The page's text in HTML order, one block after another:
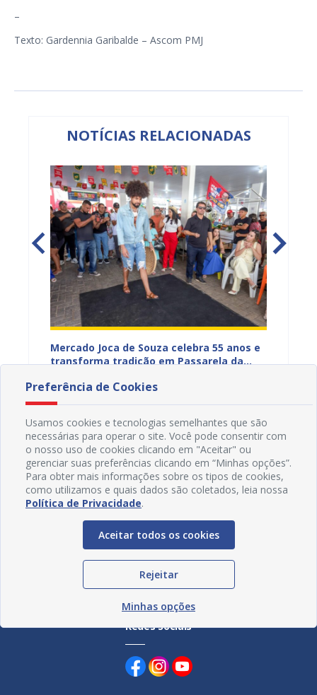
–
Texto: Gardennia Garibalde – Ascom PMJ
NOTÍCIAS RELACIONADAS
Mercado Joca de Souza celebra 55 anos e
transforma tradição em Passarela da
de Juazeiro
19/07/2026 11H06
para
Redes Sociais
Preferência de Cookies
Usamos cookies e tecnologias semelhantes que são
necessárias para operar o site. Você pode consentir com
o nosso uso de cookies clicando em "Aceitar" ou
gerenciar suas preferências clicando em “Minhas opções”.
Para obter mais informações sobre os tipos de cookies,
como utilizamos e quais dados são coletados, leia nossa
Política de Privacidade.
Aceitar todos os cookies
Rejeitar
Minhas opções